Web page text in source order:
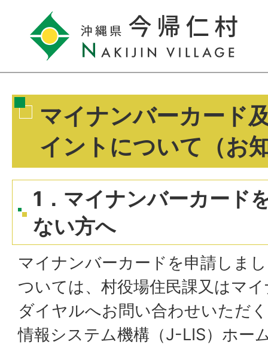
マイナンバーカード
イントについて（お
1．マイナンバーカード
ない方へ
マイナンバーカードを申請しま
ついては、村役場住民課又はマ
ダイヤルへお問い合わせいただ
情報システム機構（J-LIS）ホー